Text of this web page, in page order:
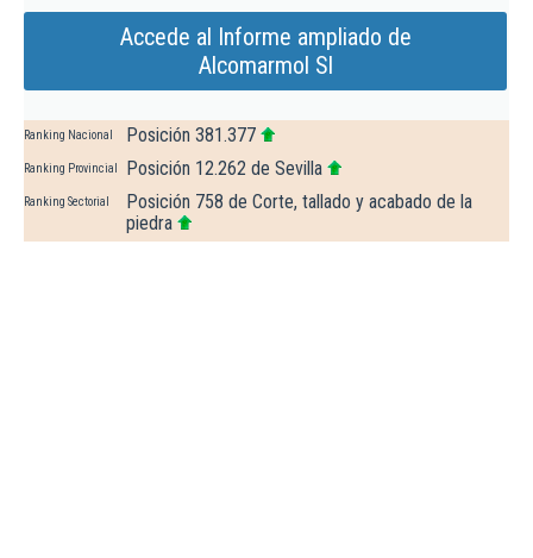
Accede al Informe ampliado de
Alcomarmol Sl
Ranking Nacional Posición 381.377
Ranking Provincial Posición 12.262 de Sevilla
Ranking Sectorial
Posición 758 de Corte, tallado y acabado de la
piedra